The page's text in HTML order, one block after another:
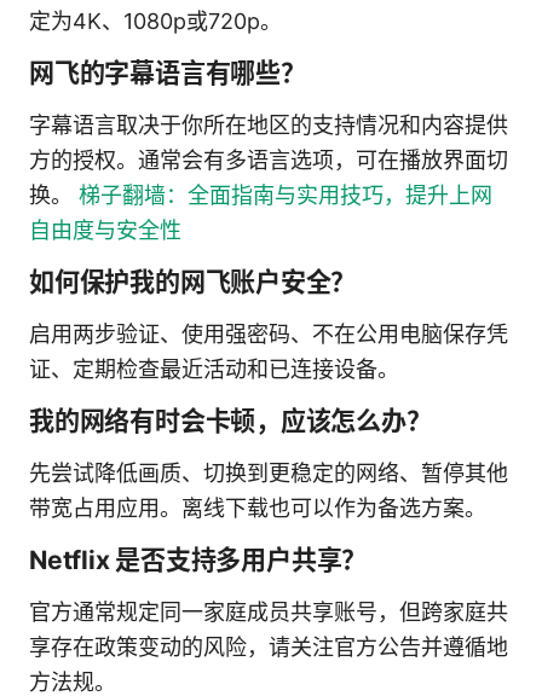
定为4K、1080p或720p。
网飞的字幕语言有哪些？
字幕语言取决于你所在地区的支持情况和内容提供
方的授权。通常会有多语言选项，可在播放界面切
换。 梯子翻墙：全面指南与实用技巧，提升上网
自由度与安全性
如何保护我的网飞账户安全？
启用两步验证、使用强密码、不在公用电脑保存凭
证、定期检查最近活动和已连接设备。
我的网络有时会卡顿，应该怎么办？
先尝试降低画质、切换到更稳定的网络、暂停其他
带宽占用应用。离线下载也可以作为备选方案。
Netflix 是否支持多用户共享？
官方通常规定同一家庭成员共享账号，但跨家庭共
享存在政策变动的风险，请关注官方公告并遵循地
方法规。